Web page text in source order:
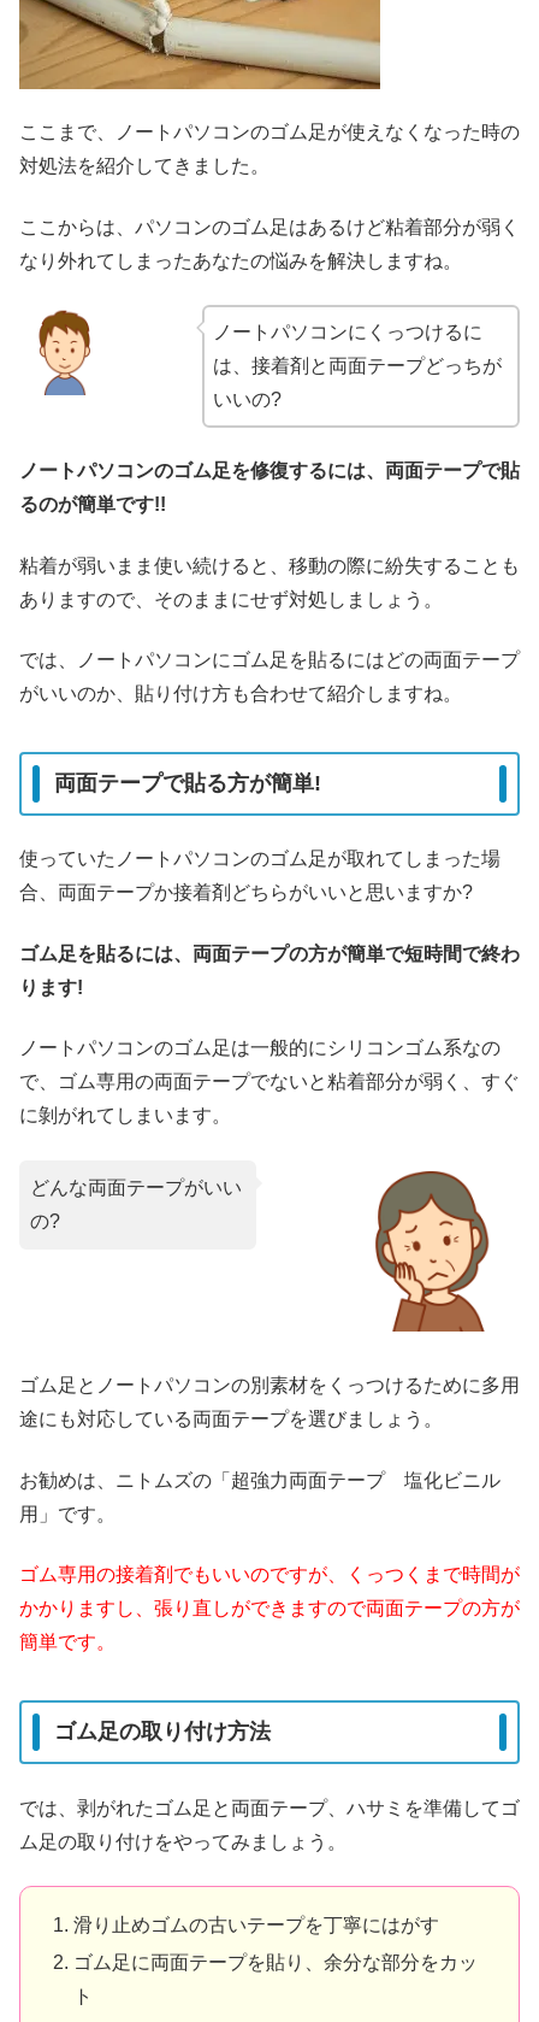
ここまで、ノートパソコンのゴム足が使えなくなった時の
対処法を紹介してきました。
ここからは、パソコンのゴム足はあるけど粘着部分が弱く
なり外れてしまったあなたの悩みを解決しますね。
ノートパソコンにくっつけるに
は、接着剤と両面テープどっちが
いいの?
ノートパソコンのゴム足を修復するには、両面テープで貼
るのが簡単です!!
粘着が弱いまま使い続けると、移動の際に紛失することも
ありますので、そのままにせず対処しましょう。
では、ノートパソコンにゴム足を貼るにはどの両面テープ
がいいのか、貼り付け方も合わせて紹介しますね。
両面テープで貼る方が簡単!
使っていたノートパソコンのゴム足が取れてしまった場
合、両面テープか接着剤どちらがいいと思いますか?
ゴム足を貼るには、両面テープの方が簡単で短時間で終わ
ります!
ノートパソコンのゴム足は一般的にシリコンゴム系なの
で、ゴム専用の両面テープでないと粘着部分が弱く、すぐ
に剝がれてしまいます。
どんな両面テープがいい
の?
ゴム足とノートパソコンの別素材をくっつけるために多用
途にも対応している両面テープを選びましょう。
お勧めは、ニトムズの「超強力両面テープ 塩化ビニル
用」です。
ゴム専用の接着剤でもいいのですが、くっつくまで時間が
かかりますし、張り直しができますので両面テープの方が
簡単です。
ゴム足の取り付け方法
では、剥がれたゴム足と両面テープ、ハサミを準備してゴ
ム足の取り付けをやってみましょう。
滑り止めゴムの古いテープを丁寧にはがす
ゴム足に両面テープを貼り、余分な部分をカッ
ト